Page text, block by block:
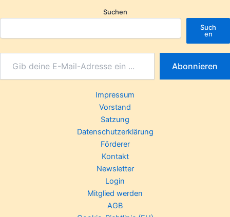
Suchen
Such
en
Abonnieren
Impressum
Vorstand
Satzung
Datenschutzerklärung
Förderer
Kontakt
Newsletter
Login
Mitglied werden
AGB